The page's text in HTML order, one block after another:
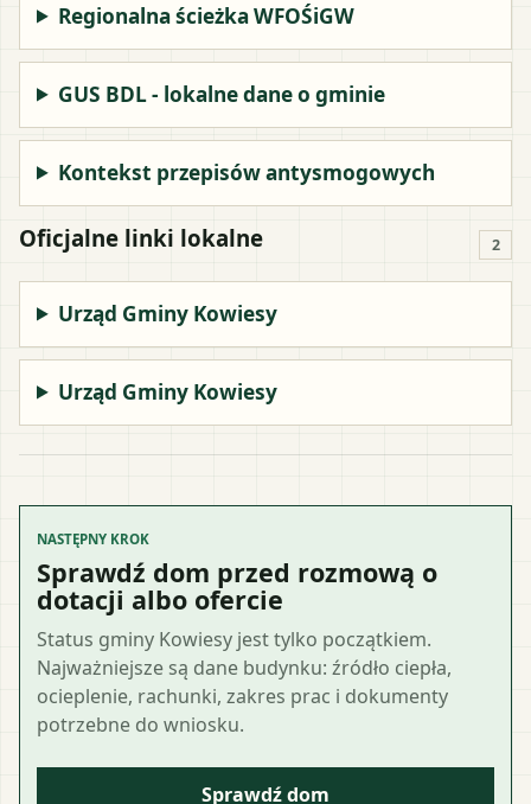
Regionalna ścieżka WFOŚiGW
GUS BDL - lokalne dane o gminie
Kontekst przepisów antysmogowych
Oficjalne linki lokalne 2
Urząd Gminy Kowiesy
Urząd Gminy Kowiesy
NASTĘPNY KROK
Sprawdź dom przed rozmową o
dotacji albo ofercie
Status gminy Kowiesy jest tylko początkiem.
Najważniejsze są dane budynku: źródło ciepła,
ocieplenie, rachunki, zakres prac i dokumenty
potrzebne do wniosku.
Sprawdź dom